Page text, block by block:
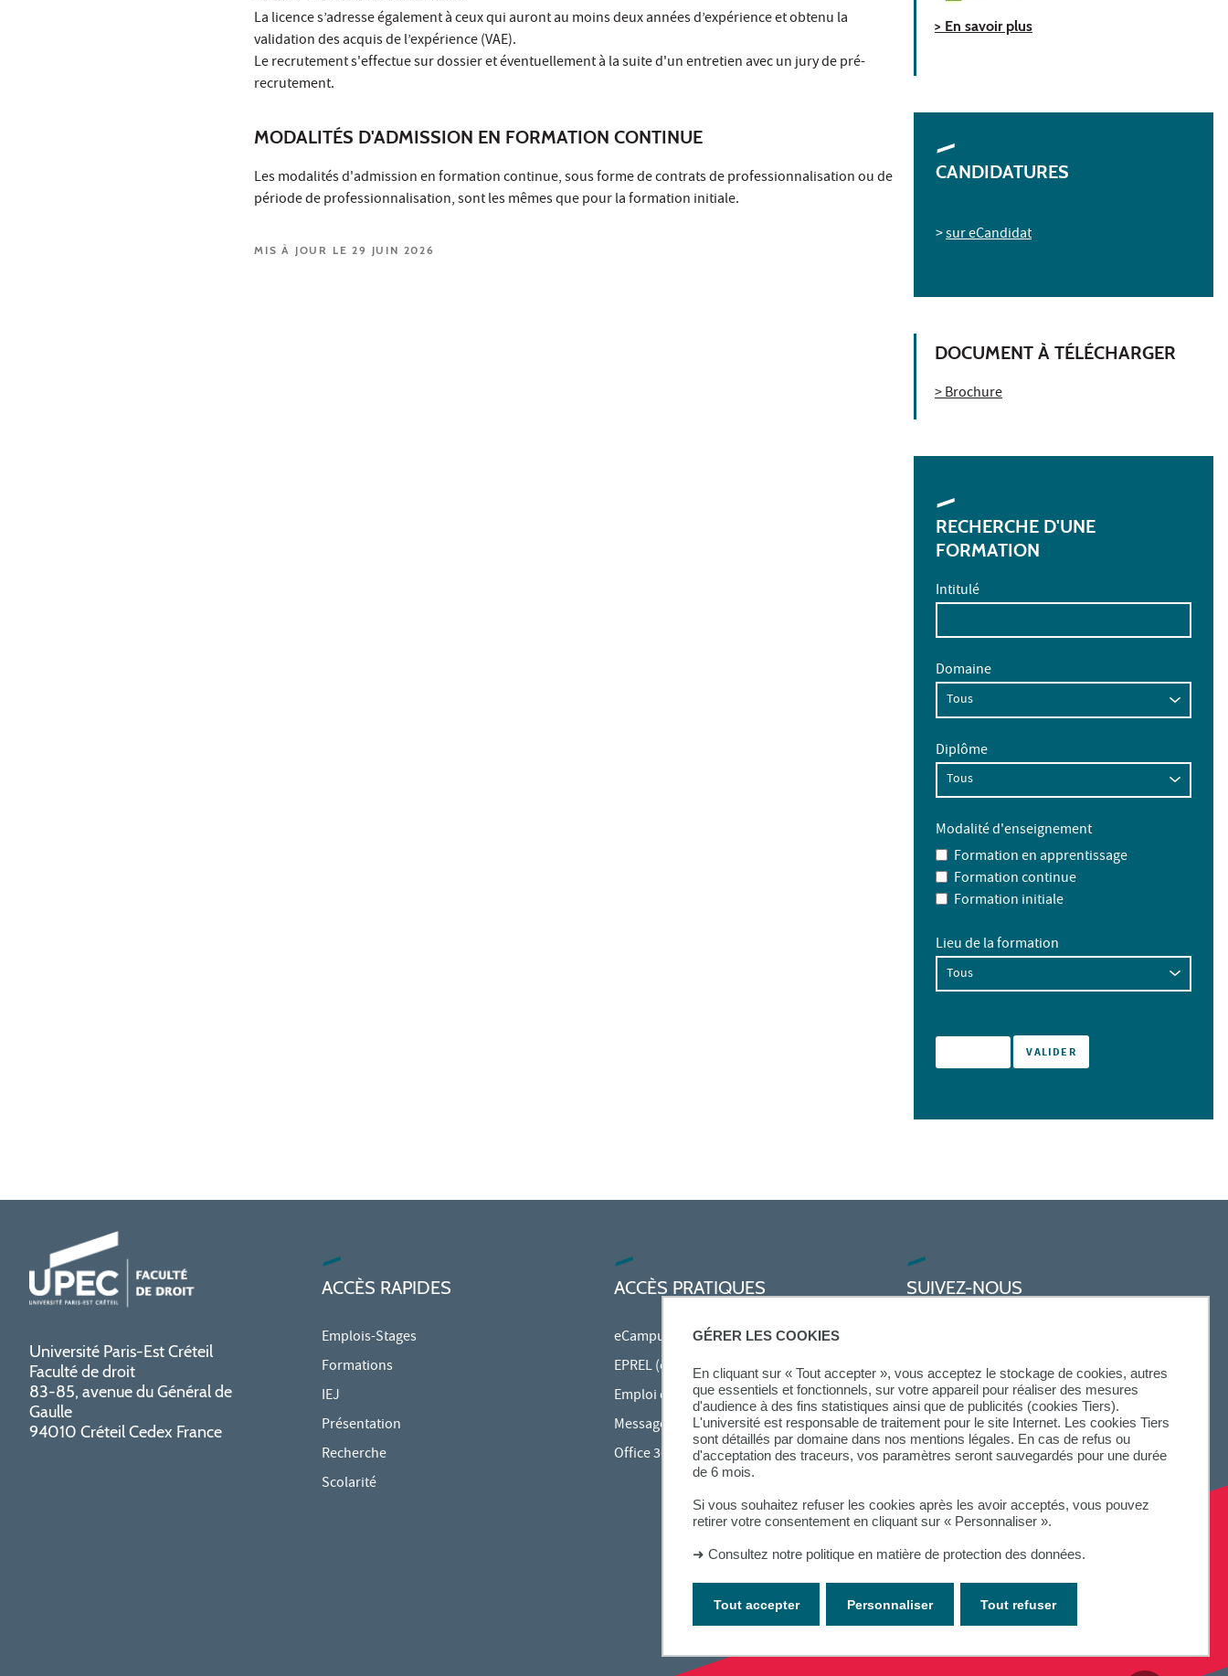
GÉRER LES COOKIES
En cliquant sur « Tout accepter », vous acceptez le stockage de cookies, autres
que essentiels et fonctionnels, sur votre appareil pour réaliser des mesures
d'audience à des fins statistiques ainsi que de publicités (cookies Tiers).
L'université est responsable de traitement pour le site Internet. Les cookies Tiers
sont détaillés par domaine dans nos mentions légales. En cas de refus ou
d'acceptation des traceurs, vos paramètres seront sauvegardés pour une durée
de 6 mois.
Si vous souhaitez refuser les cookies après les avoir acceptés, vous pouvez
retirer votre consentement en cliquant sur « Personnaliser ».
➜ Consultez notre politique en matière de protection des données.
Tout accepter Tout refuser
Personnaliser
La licence s’adresse également à ceux qui auront au moins deux années d’expérience et obtenu la
validation des acquis de l’expérience (VAE).
Le recrutement s'effectue sur dossier et éventuellement à la suite d'un entretien avec un jury de pré-
recrutement.
MODALITÉS D'ADMISSION EN FORMATION CONTINUE
Les modalités d'admission en formation continue, sous forme de contrats de professionnalisation ou de
période de professionnalisation, sont les mêmes que pour la formation initiale.
MIS À JOUR LE 29 JUIN 2026
> En savoir plus
CANDIDATURES
>sur eCandidat
DOCUMENT À TÉLÉCHARGER
> Brochure
RECHERCHE D'UNE
FORMATION
Intitulé
Domaine
Diplôme
Modalité d'enseignement
Formation en apprentissage
Formation continue
Formation initiale
Lieu de la formation
Université Paris-Est Créteil
Faculté de droit
83-85, avenue du Général de
Gaulle
94010 Créteil Cedex France
ACCÈS RAPIDES
Emplois-Stages
Formations
IEJ
Présentation
Recherche
Scolarité
ACCÈS PRATIQUES
eCampus
EPREL (cours en ligne)
Emploi du temps en ligne (ADE)
Messagerie étudiante
Office 365
SUIVEZ-NOUS